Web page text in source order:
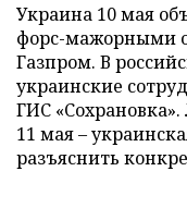
Украина 10 мая
форс-мажорными
Газпром. В
украинские
ГИС
11 мая –
разъяснить